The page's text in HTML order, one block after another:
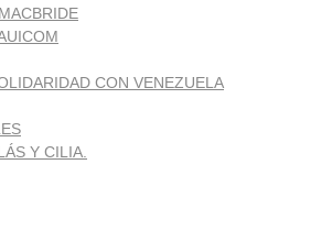
CON VENEZUELA
Y CILIA.